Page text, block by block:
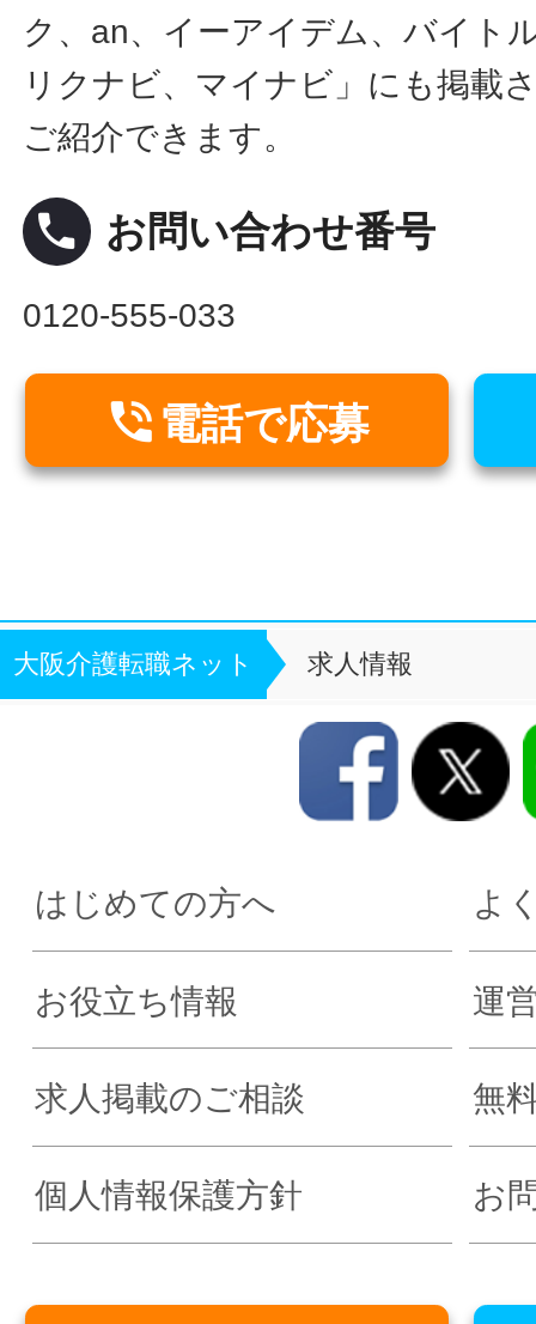
ク、an、イーアイデム、バイト
リクナビ、マイナビ」にも掲載
ご紹介できます。
local_phone お問い合わせ番号
0120-555-033
 電話で応募
大阪介護転職ネット 求人情報
はじめての方へ よ
お役立ち情報 運
求人掲載のご相談 無
個人情報保護方針 お